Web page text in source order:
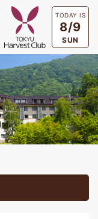
TODAY IS
8/9
SUN